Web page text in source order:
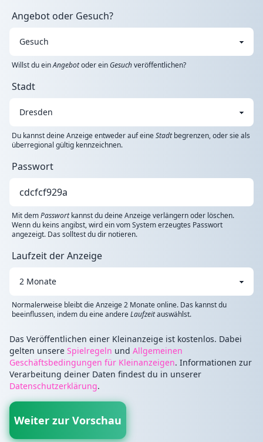
Angebot oder Gesuch?
Willst du einAngebotoder einGesuchveröffentlichen?
Stadt
Du kannst deine Anzeige entweder auf eineStadtbegrenzen, oder sie als
überregional gültig kennzeichnen.
Passwort
Mit demPasswortkannst du deine Anzeige verlängern oder löschen.
Wenn du keins angibst, wird ein vom System erzeugtes Passwort
angezeigt. Das solltest du dir notieren.
Laufzeit der Anzeige
Normalerweise bleibt die Anzeige 2 Monate online. Das kannst du
beeinflussen, indem du eine andereLaufzeitauswählst.
Das Veröffentlichen einer Kleinanzeige ist kostenlos. Dabei
gelten unsere Spielregeln und Allgemeinen
Geschäftsbedingungen für Kleinanzeigen. Informationen zur
Verarbeitung deiner Daten findest du in unserer
Datenschutzerklärung.